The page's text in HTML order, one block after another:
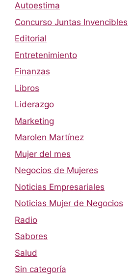
Autoestima
Concurso Juntas Invencibles
Editorial
Entretenimiento
Finanzas
Libros
Liderazgo
Marketing
Marolen Martínez
Mujer del mes
Negocios de Mujeres
Noticias Empresariales
Noticias Mujer de Negocios
Radio
Sabores
Salud
Sin categoría